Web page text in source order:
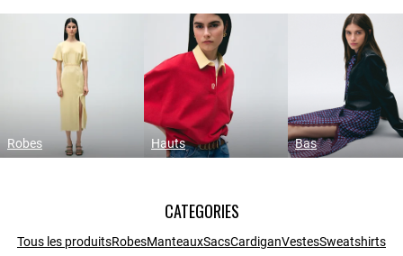
Robes Hauts Bas
CATEGORIES
Tous les produitsRobesManteauxSacsCardiganVestesSweatshirts